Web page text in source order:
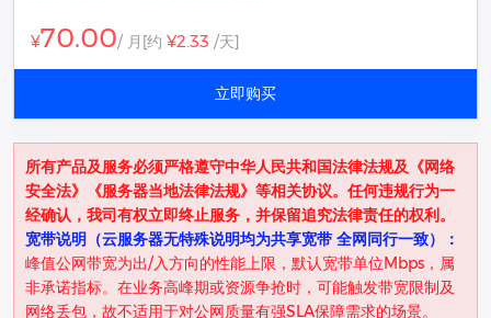
¥70.00/ 月 [约 ¥2.33 /天]
立即购买
所有产品及服务必须严格遵守中华人民共和国法律法规及《网络
安全法》《服务器当地法律法规》等相关协议。任何违规行为一
经确认，我司有权立即终止服务，并保留追究法律责任的权利。
宽带说明（云服务器无特殊说明均为共享宽带 全网同行一致）：
峰值公网带宽为出/入方向的性能上限，默认宽带单位Mbps，属
非承诺指标。在业务高峰期或资源争抢时，可能触发带宽限制及
网络丢包，故不适用于对公网质量有强SLA保障需求的场景。